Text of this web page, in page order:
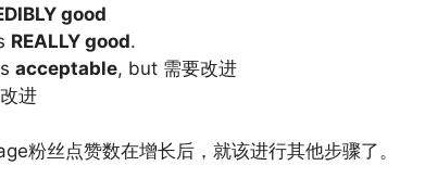
good
REALLY good.
acceptable, but 需要改进
进
粉丝点赞数在增长后，就该进行其他步骤了。